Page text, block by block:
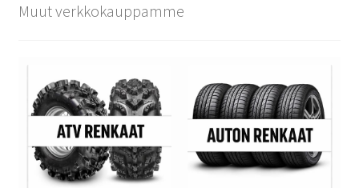
Muut verkkokauppamme